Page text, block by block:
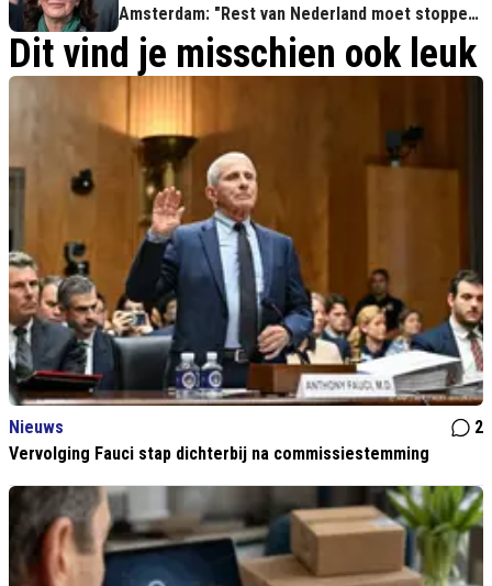
Amsterdam: "Rest van Nederland moet stoppen
met bijbetalen!"
Dit vind je misschien ook leuk
Nieuws
2
Vervolging Fauci stap dichterbij na commissiestemming